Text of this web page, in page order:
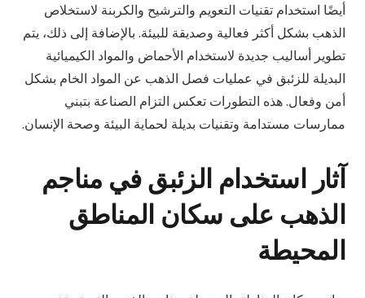
أيضًا استخدام تقنيات التعويم والترشيح والكربنة لاستخلاص
الذهب بشكل أكثر فعالية وصديقة للبيئة. بالإضافة إلى ذلك، يتم
تطوير أساليب جديدة لاستخدام الأحماض والمواد الكيميائية
البديلة للزئبق في عمليات فصل الذهب عن المواد الخام بشكل
أمن وفعال. هذه التطورات تعكس التزام الصناعة بتبني
ممارسات مستدامة وتقنيات بديلة لحماية البيئة وصحة الإنسان.
آثار استخدام الزئبق في مناجم
الذهب على سكان المناطق
المحيطة